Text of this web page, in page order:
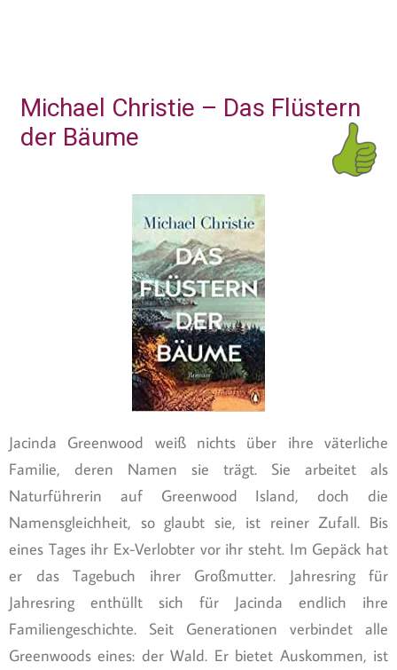
Michael Christie – Das Flüstern
der Bäume
Jacinda Greenwood weiß nichts über ihre väterliche
Familie, deren Namen sie trägt. Sie arbeitet als
Naturführerin auf Greenwood Island, doch die
Namensgleichheit, so glaubt sie, ist reiner Zufall. Bis
eines Tages ihr Ex-Verlobter vor ihr steht. Im Gepäck hat
er das Tagebuch ihrer Großmutter. Jahresring für
Jahresring enthüllt sich für Jacinda endlich ihre
Familiengeschichte. Seit Generationen verbindet alle
Greenwoods eines: der Wald. Er bietet Auskommen, ist